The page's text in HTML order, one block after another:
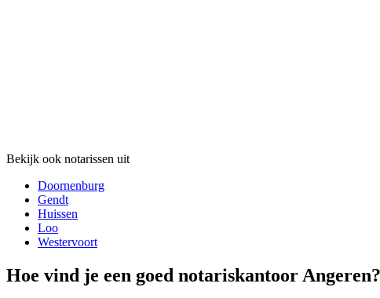
Bekijk ook notarissen uit
Doornenburg
Gendt
Huissen
Loo
Westervoort
Hoe vind je een goed notariskantoor Angeren?